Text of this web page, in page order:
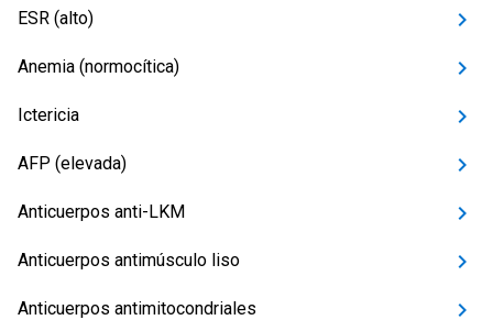
ESR (alto)
Anemia (normocítica)
Ictericia
AFP (elevada)
Anticuerpos anti-LKM
Anticuerpos antimúsculo liso
Anticuerpos antimitocondriales